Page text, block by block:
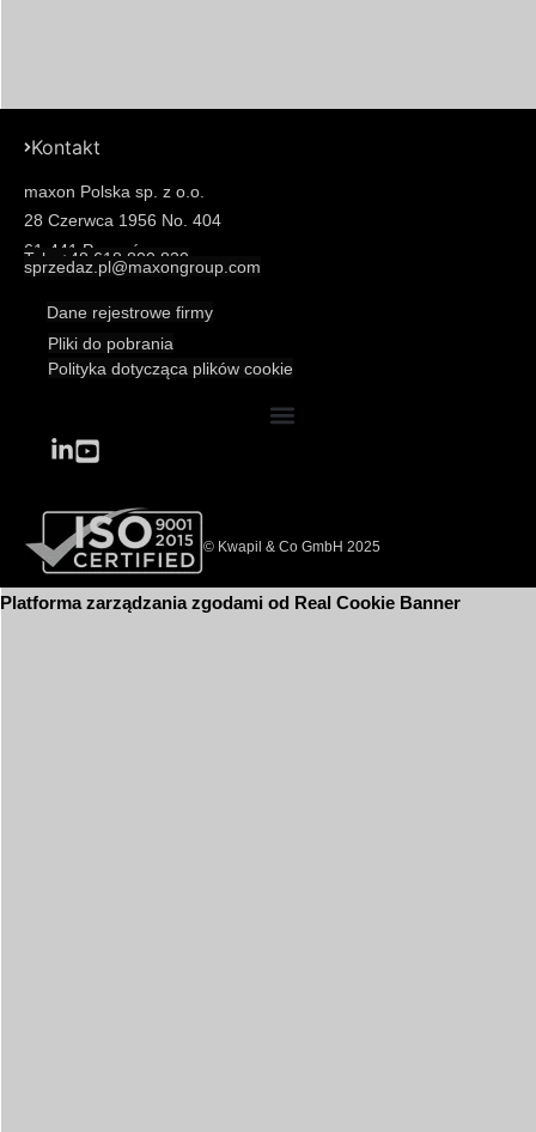
Kontakt
maxon Polska sp. z o.o.
28 Czerwca 1956 No. 404
61-441 Poznań
Tel.: +48 618 800 830
sprzedaz.pl@maxongroup.com
Dane rejestrowe firmy
Pliki do pobrania
Polityka dotycząca plików cookie
© Kwapil & Co GmbH 2025
Platforma zarządzania zgodami od Real Cookie Banner